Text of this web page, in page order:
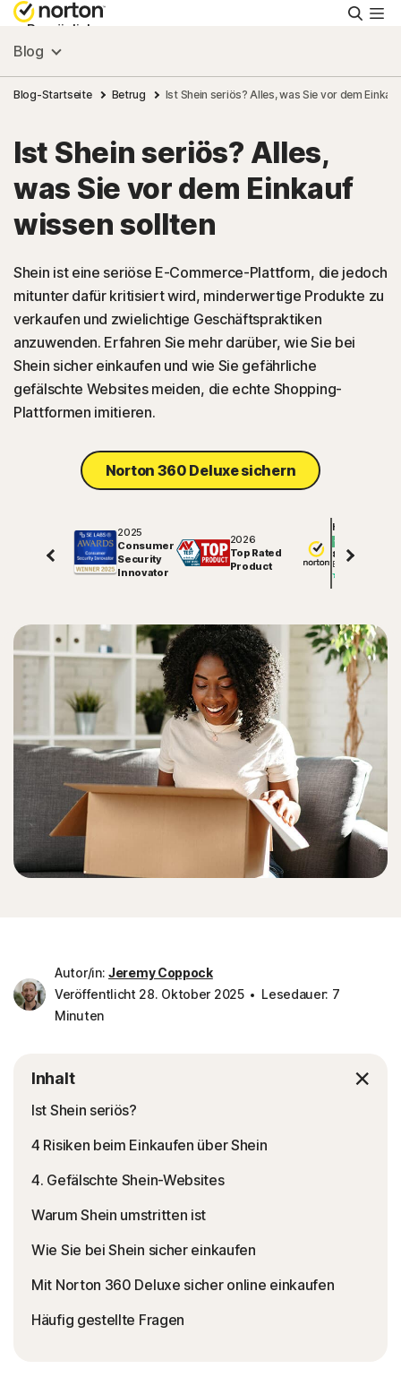
Persönlich
Small Business
Ressourcen
Support
Deutschland
Blog
Blog-Startseite Betrug Ist Shein seriös? Alles, was Sie vor dem
Ist Shein seriös? Alles,
was Sie vor dem Einkauf
wissen sollten
Shein ist eine seriöse E-Commerce-Plattform, die jedoch
mitunter dafür kritisiert wird, minderwertige Produkte zu
verkaufen und zwielichtige Geschäftspraktiken
anzuwenden. Erfahren Sie mehr darüber, wie Sie bei
Shein sicher einkaufen und wie Sie gefährliche
gefälschte Websites meiden, die echte Shopping-
Plattformen imitieren.
Norton 360 Deluxe sichern
2025
Consumer
Security
Innovator
2026
Top Rated
Product
Hervorragend
81847
Bewertungen auf
Autor/in: Jeremy Coppock
Veröffentlicht 28. Oktober 2025
Lesedauer: 7
Minuten
Inhalt
Ist Shein seriös?
4 Risiken beim Einkaufen über Shein
4. Gefälschte Shein-Websites
Warum Shein umstritten ist
Wie Sie bei Shein sicher einkaufen
Mit Norton 360 Deluxe sicher online einkaufen
Häufig gestellte Fragen